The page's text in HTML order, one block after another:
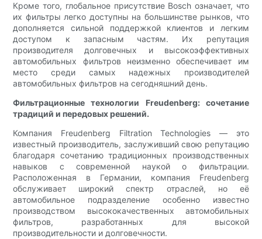
Кроме того, глобальное присутствие Bosch означает, что
их фильтры легко доступны на большинстве рынков, что
дополняется сильной поддержкой клиентов и легким
доступом к запасным частям. Их репутация
производителя долговечных и высокоэффективных
автомобильных фильтров неизменно обеспечивает им
место среди самых надежных производителей
автомобильных фильтров на сегодняшний день.
Фильтрационные технологии Freudenberg: сочетание
традиций и передовых решений.
Компания Freudenberg Filtration Technologies — это
известный производитель, заслуживший свою репутацию
благодаря сочетанию традиционных производственных
навыков с современной наукой о фильтрации.
Расположенная в Германии, компания Freudenberg
обслуживает широкий спектр отраслей, но её
автомобильное подразделение особенно известно
производством высококачественных автомобильных
фильтров, разработанных для высокой
производительности и долговечности.